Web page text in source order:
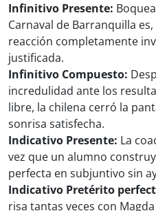
Infinitivo Presente:
Carnaval de Barranquilla
reacción completamente
justificada.
Infinitivo Compuesto:
incredulidad ante los
libre, la chilena cerró la
sonrisa satisfecha.
Indicativo Presente: La
vez que un alumno
perfecta en subjuntivo sin
Indicativo Pretérito
risa tantas veces con